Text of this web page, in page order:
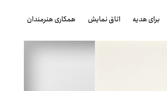
برای هدیه اتاق نمایش همکاری هنرمندان